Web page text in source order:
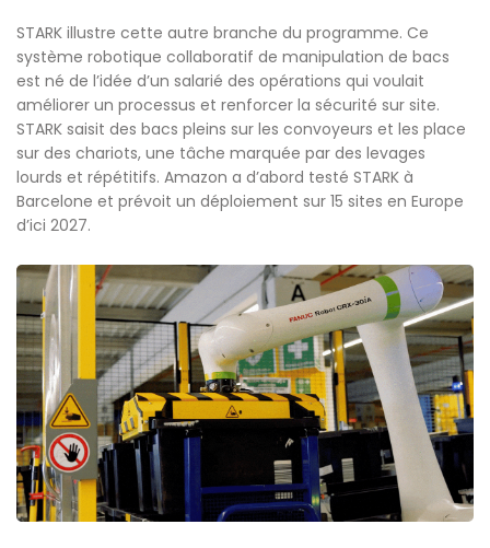
STARK illustre cette autre branche du programme. Ce
système robotique collaboratif de manipulation de bacs
est né de l’idée d’un salarié des opérations qui voulait
améliorer un processus et renforcer la sécurité sur site.
STARK saisit des bacs pleins sur les convoyeurs et les place
sur des chariots, une tâche marquée par des levages
lourds et répétitifs. Amazon a d’abord testé STARK à
Barcelone et prévoit un déploiement sur 15 sites en Europe
d’ici 2027.